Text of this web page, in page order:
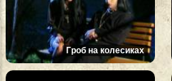
Гроб на колесиках